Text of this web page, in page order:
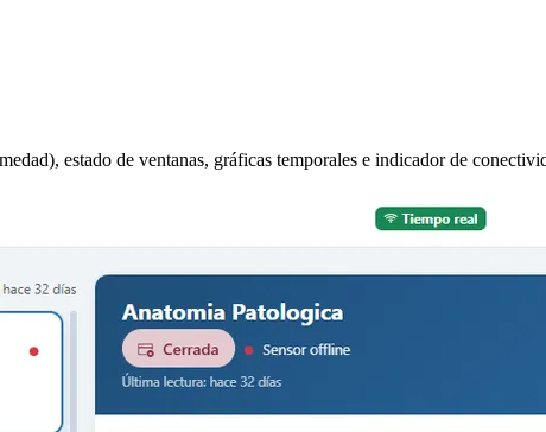
estado de ventanas, gráficas temporales e indicador de